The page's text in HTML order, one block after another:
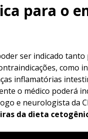
para o
ser indicado
como
inflamatórias
o médico poderá
e neurologista da
da dieta